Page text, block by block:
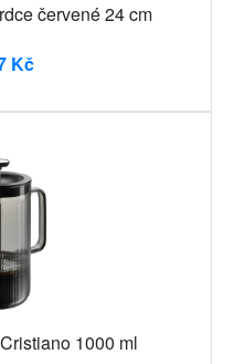
červené 24 cm
Kč
1000 ml